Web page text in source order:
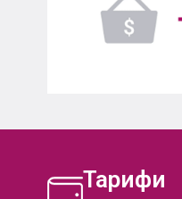
Тарифи